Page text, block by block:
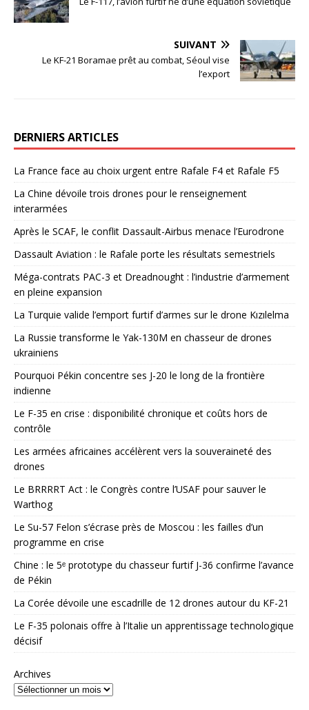
SUIVANT
Le KF-21 Boramae prêt au combat, Séoul vise
l’export
DERNIERS ARTICLES
La France face au choix urgent entre Rafale F4 et Rafale F5
La Chine dévoile trois drones pour le renseignement
interarmées
Après le SCAF, le conflit Dassault-Airbus menace l’Eurodrone
Dassault Aviation : le Rafale porte les résultats semestriels
Méga-contrats PAC-3 et Dreadnought : l’industrie d’armement
en pleine expansion
La Turquie valide l’emport furtif d’armes sur le drone Kızılelma
La Russie transforme le Yak-130M en chasseur de drones
ukrainiens
Pourquoi Pékin concentre ses J-20 le long de la frontière
indienne
Le F-35 en crise : disponibilité chronique et coûts hors de
contrôle
Les armées africaines accélèrent vers la souveraineté des
drones
Le BRRRRT Act : le Congrès contre l’USAF pour sauver le
Warthog
Le Su-57 Felon s’écrase près de Moscou : les failles d’un
programme en crise
Chine : le 5ᵉ prototype du chasseur furtif J-36 confirme l’avance
de Pékin
La Corée dévoile une escadrille de 12 drones autour du KF-21
Le F-35 polonais offre à l’Italie un apprentissage technologique
décisif
Archives